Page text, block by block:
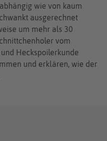
wie von kaum
ausgerechnet
um mehr als 30
vom
Heckspoilerkunde
und erklären, wie der